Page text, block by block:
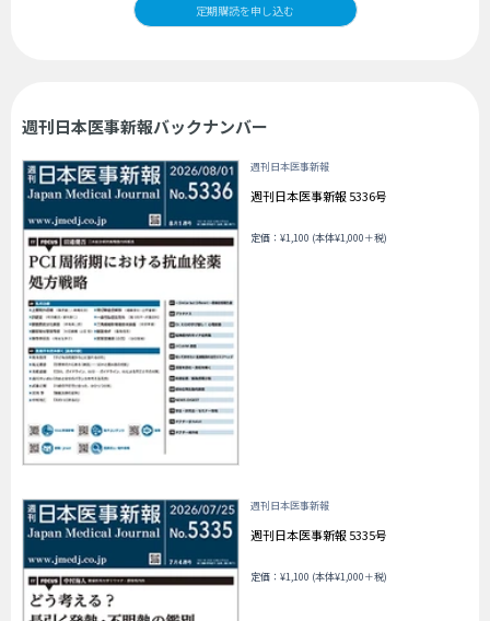
定期購読を申し込む
週刊日本医事新報バックナンバー
週刊日本医事新報
週刊日本医事新報 5336号
定価：¥1,100 (本体¥1,000＋税)
週刊日本医事新報
週刊日本医事新報 5335号
定価：¥1,100 (本体¥1,000＋税)